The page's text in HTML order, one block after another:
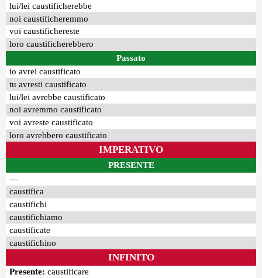
lui/lei caustificherebbe
noi caustificheremmo
voi caustifichereste
loro caustificherebbero
Passato
io avrei caustificato
tu avresti caustificato
lui/lei avrebbe caustificato
noi avremmo caustificato
voi avreste caustificato
loro avrebbero caustificato
IMPERATIVO
PRESENTE
—
caustifica
caustifichi
caustifichiamo
caustificate
caustifichino
INFINITO
Presente: caustificare